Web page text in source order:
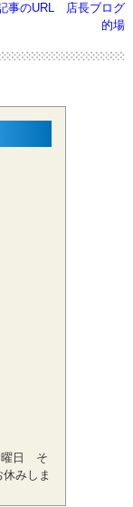
事のURL
店長ブログ
的場
曜日 そ
みしま